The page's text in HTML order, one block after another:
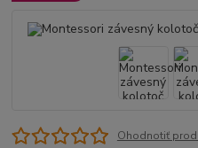
Ohodnotiť